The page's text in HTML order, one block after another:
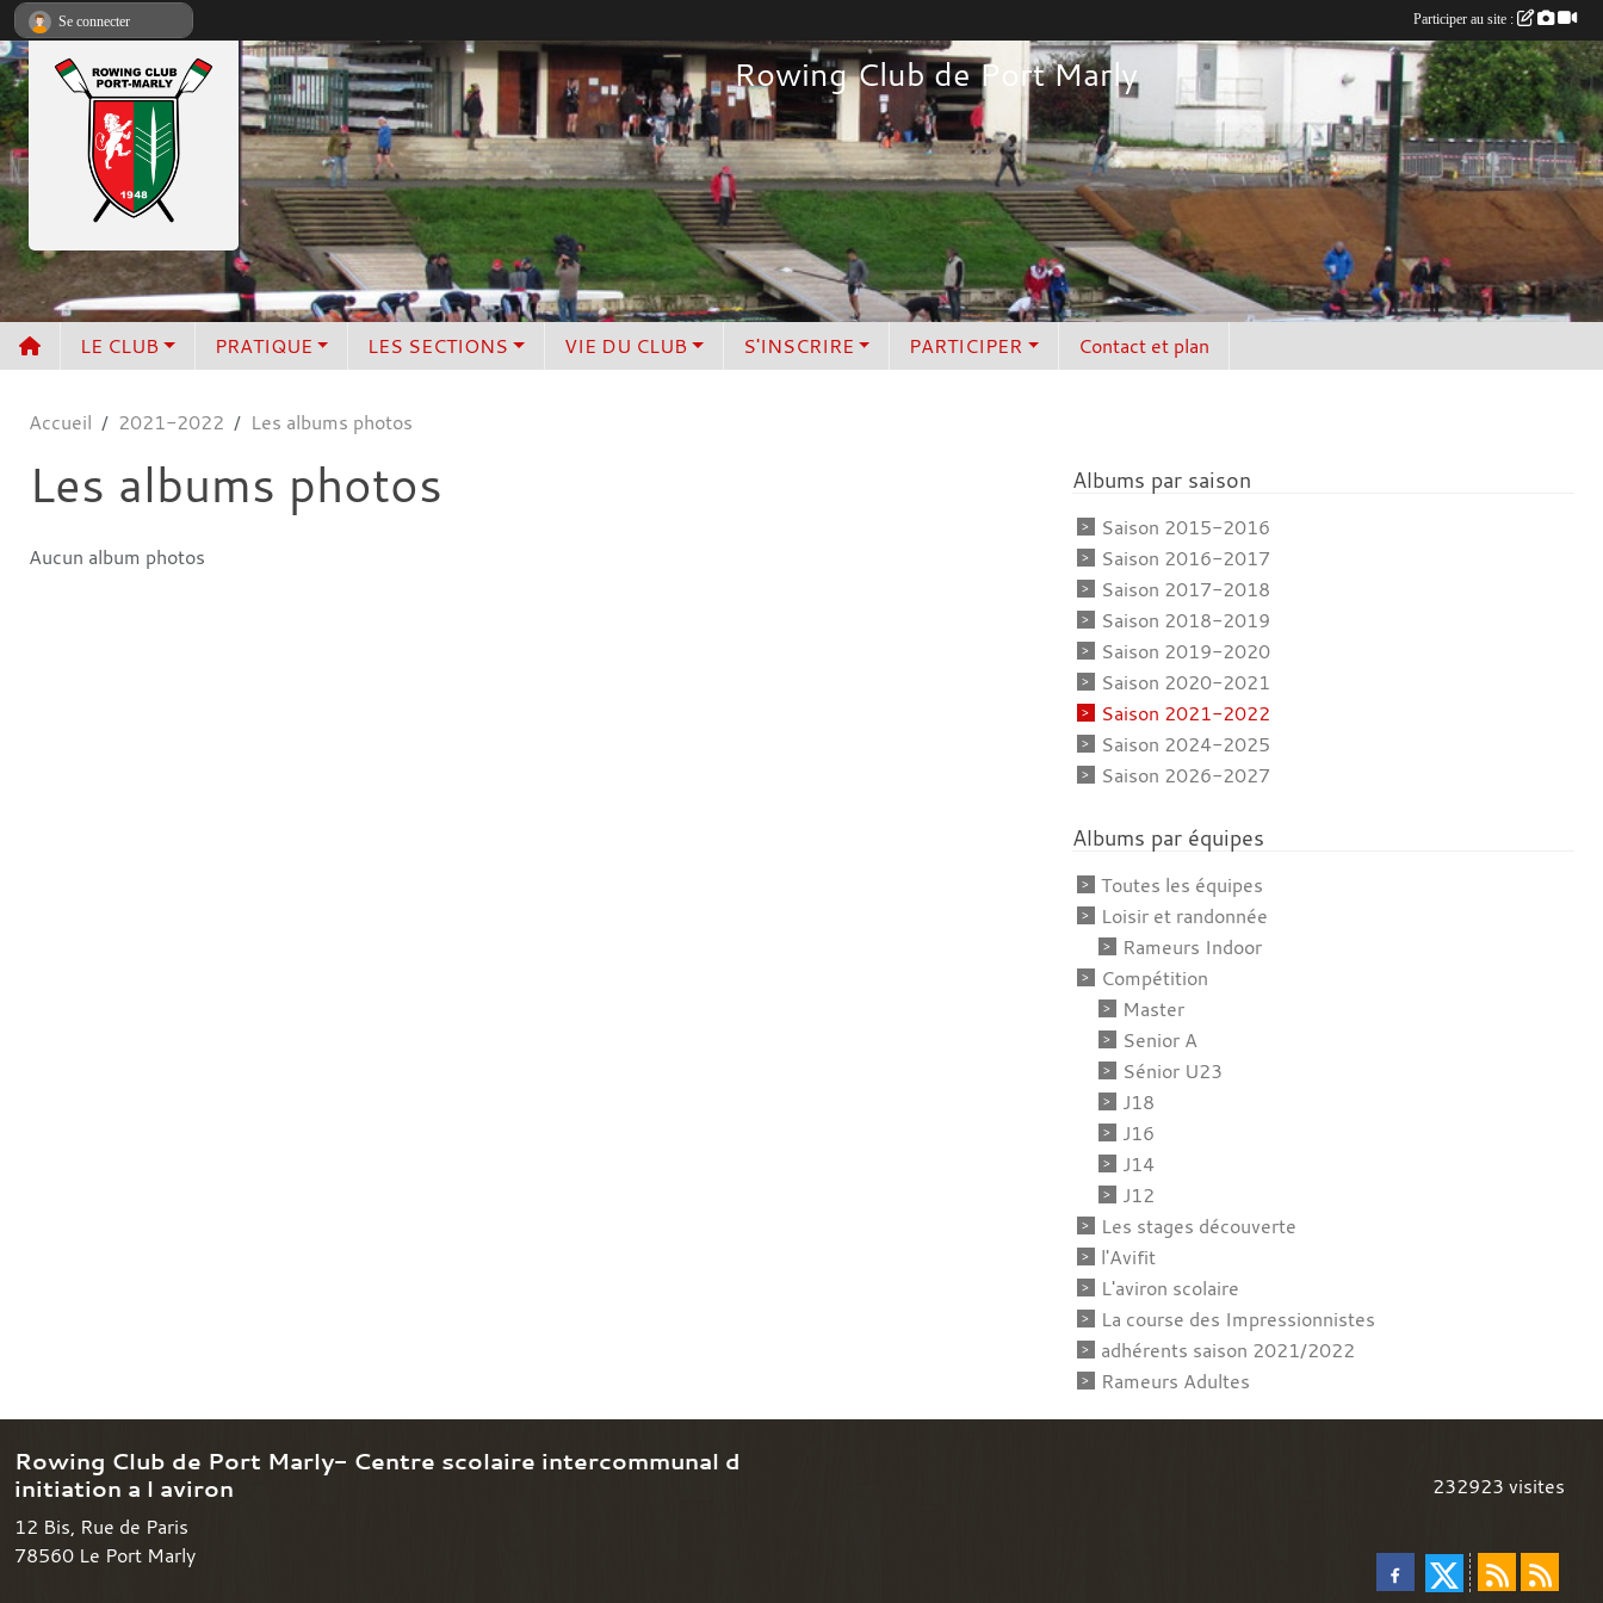
Rowing Club de Port Marly
LE CLUB PRATIQUE LES SECTIONS VIE DU CLUB S'INSCRIRE PARTICIPER Contact et plan
Accueil 2021-2022 Les albums photos
Les albums photos
Aucun album photos
Albums par saison
Saison 2015-2016
Saison 2016-2017
Saison 2017-2018
Saison 2018-2019
Saison 2019-2020
Saison 2020-2021
Saison 2021-2022
Saison 2024-2025
Saison 2026-2027
Albums par équipes
Toutes les équipes
Loisir et randonnée
Rameurs Indoor
Compétition
Master
Senior A
Sénior U23
J18
J16
J14
J12
Les stages découverte
l'Avifit
L'aviron scolaire
La course des Impressionnistes
adhérents saison 2021/2022
Rameurs Adultes
Rowing Club de Port Marly- Centre scolaire intercommunal d
initiation a l aviron
12 Bis, Rue de Paris
78560 Le Port Marly
232923 visites
Se connecter Participer au site :
Panneau de gestion des cookies